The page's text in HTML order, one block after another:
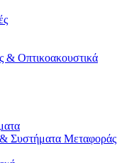
& Οπτικοακουστικά
Συστήματα Μεταφοράς